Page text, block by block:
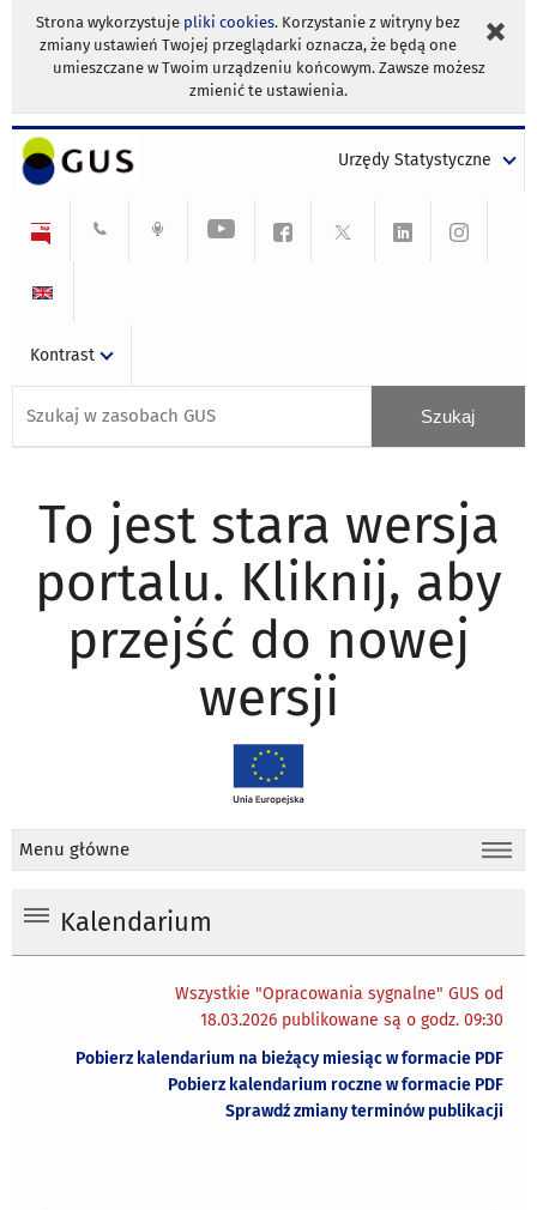
Strona wykorzystuje pliki cookies. Korzystanie z witryny bez
zmiany ustawień Twojej przeglądarki oznacza, że będą one
umieszczane w Twoim urządzeniu końcowym. Zawsze możesz
zmienić te ustawienia.
Urzędy Statystyczne
Kontrast
To jest stara wersja
portalu. Kliknij, aby
przejść do nowej
wersji
Menu główne
Kalendarium
Wszystkie "Opracowania sygnalne" GUS od
18.03.2026 publikowane są o godz. 09:30
Pobierz kalendarium na bieżący miesiąc w formacie PDF
Pobierz kalendarium roczne w formacie PDF
Sprawdź zmiany terminów publikacji